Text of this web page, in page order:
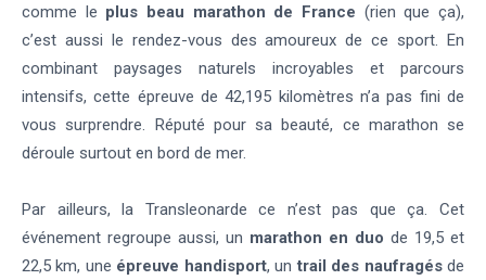
comme le plus beau marathon de France (rien que ça),
c’est aussi le rendez-vous des amoureux de ce sport. En
combinant paysages naturels incroyables et parcours
intensifs, cette épreuve de 42,195 kilomètres n’a pas fini de
vous surprendre. Réputé pour sa beauté, ce marathon se
déroule surtout en bord de mer.
Par ailleurs, la Transleonarde ce n’est pas que ça. Cet
événement regroupe aussi, un marathon en duo de 19,5 et
22,5 km, une épreuve handisport, untrail des naufragésde